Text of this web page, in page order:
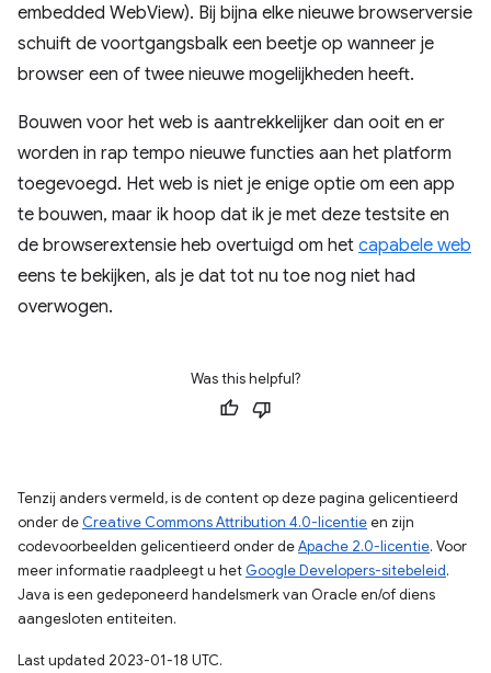
embedded WebView). Bij bijna elke nieuwe browserversie
schuift de voortgangsbalk een beetje op wanneer je
browser een of twee nieuwe mogelijkheden heeft.
Bouwen voor het web is aantrekkelijker dan ooit en er
worden in rap tempo nieuwe functies aan het platform
toegevoegd. Het web is niet je enige optie om een ​​app
te bouwen, maar ik hoop dat ik je met deze testsite en
de browserextensie heb overtuigd om het capabele web
eens te bekijken, als je dat tot nu toe nog niet had
overwogen.
Was this helpful?
Tenzij anders vermeld, is de content op deze pagina gelicentieerd
onder de Creative Commons Attribution 4.0-licentieen zijn
codevoorbeelden gelicentieerd onder deApache 2.0-licentie. Voor
meer informatie raadpleegt u het Google Developers-sitebeleid.
Java is een gedeponeerd handelsmerk van Oracle en/of diens
aangesloten entiteiten.
Last updated 2023-01-18 UTC.